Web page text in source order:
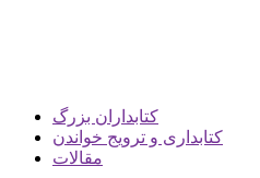
کتابداران بزرگ
کتابداری و ترویج خواندن
مقالات